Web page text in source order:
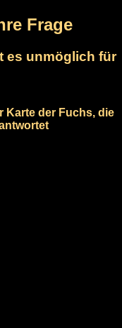
Frage
es unmöglich für
Karte der Fuchs, die